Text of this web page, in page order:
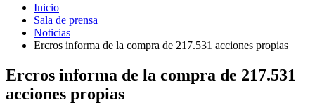
Inicio
Sala de prensa
Noticias
Ercros informa de la compra de 217.531 acciones propias
Ercros informa de la compra de 217.531
acciones propias